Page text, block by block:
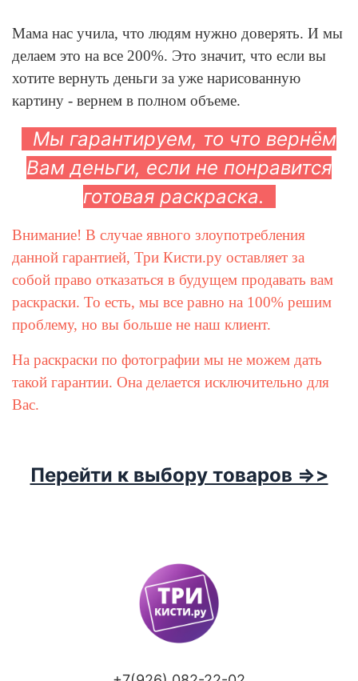
Мама нас учила, что людям нужно доверять. И мы
делаем это на все 200%. Это значит, что если вы
хотите вернуть деньги за уже нарисованную
картину - вернем в полном объеме.
Мы гарантируем, то что вернём
Вам деньги, если не понравится
готовая раскраска.
Внимание! В случае явного злоупотребления
данной гарантией, Три Кисти.ру оставляет за
собой право отказаться в будущем продавать вам
раскраски. То есть, мы все равно на 100% решим
проблему, но вы больше не наш клиент.
На раскраски по фотографии мы не можем дать
такой гарантии. Она делается исключительно для
Вас.
Перейти к выбору товаров =>>